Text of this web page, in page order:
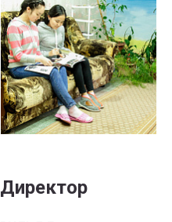
Директор